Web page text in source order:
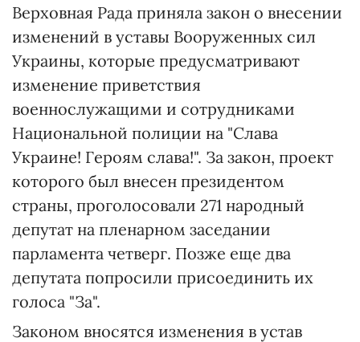
Верховная Рада приняла закон о внесении
изменений в уставы Вооруженных сил
Украины, которые предусматривают
изменение приветствия
военнослужащими и сотрудниками
Национальной полиции на "Слава
Украине! Героям слава!". За закон, проект
которого был внесен президентом
страны, проголосовали 271 народный
депутат на пленарном заседании
парламента четверг. Позже еще два
депутата попросили присоединить их
голоса "За".
Законом вносятся изменения в устав